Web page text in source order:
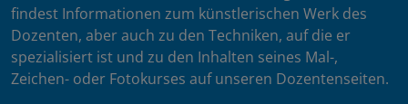
findest Informationen zum künstlerischen Werk des
Dozenten, aber auch zu den Techniken, auf die er
spezialisiert ist und zu den Inhalten seines Mal-,
Zeichen- oder Fotokurses auf unseren Dozentenseiten.